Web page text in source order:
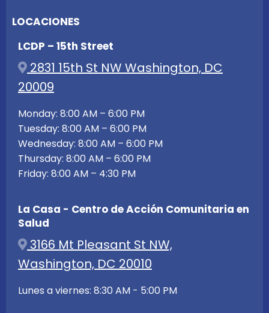
LOCACIONES
LCDP – 15th Street
2831 15th St NW Washington, DC
20009
Monday: 8:00 AM – 6:00 PM
Tuesday: 8:00 AM – 6:00 PM
Wednesday: 8:00 AM – 6:00 PM
Thursday: 8:00 AM – 6:00 PM
Friday: 8:00 AM – 4:30 PM
La Casa - Centro de Acción Comunitaria en
Salud
3166 Mt Pleasant St NW,
Washington, DC 20010
Lunes a viernes: 8:30 AM - 5:00 PM